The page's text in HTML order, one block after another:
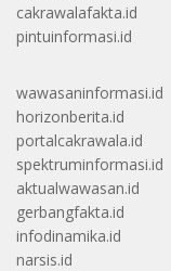
cakrawalafakta.id
pintuinformasi.id
wawasaninformasi.id
horizonberita.id
portalcakrawala.id
spektruminformasi.id
aktualwawasan.id
gerbangfakta.id
infodinamika.id
narsis.id